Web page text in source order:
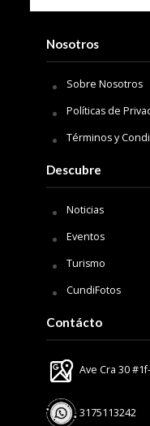
Nosotros
Sobre Nosotros
Políticas de
Términos y
Descubre
Noticias
Eventos
Turismo
CundiFotos
Contácto
Ave Cra 30
3175113242